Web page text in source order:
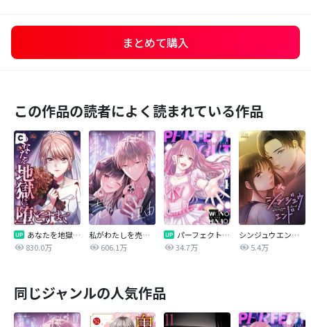
まとめて購入
この作品の読者によく読まれている作品
あなたを地獄に堕とすまで
830.0万
私がわたしを売る理由
606.1万
パーフェクトグリッター
34.7万
シンジュウエンド【タテヨミ】
5.4万
同じジャンルの人気作品